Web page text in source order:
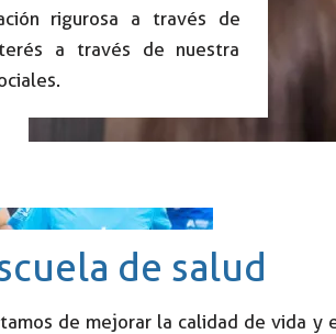
rigurosa a través de
a través de nuestra
de salud
de mejorar la calidad de vida y